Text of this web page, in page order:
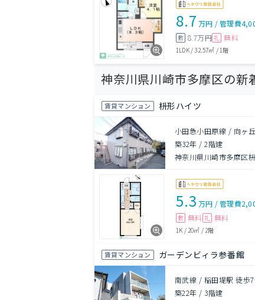
8.7 万円 /管理費
敷 8.7万円 礼 無料
1LDK/32.57㎡ /1階
神奈川県川崎市多摩区の新
賃貸マンション 枡形ハイツ
小田急小田原線 / 向ヶ
築32年 /2階建
神奈川県川崎市多摩区
5.3 万円 /管理費
敷 無料 礼 無料
1K /20㎡ /2階
賃貸マンション ガーデンビィラ参番館
南武線 / 稲田堤駅 徒歩
築22年 / 3階建